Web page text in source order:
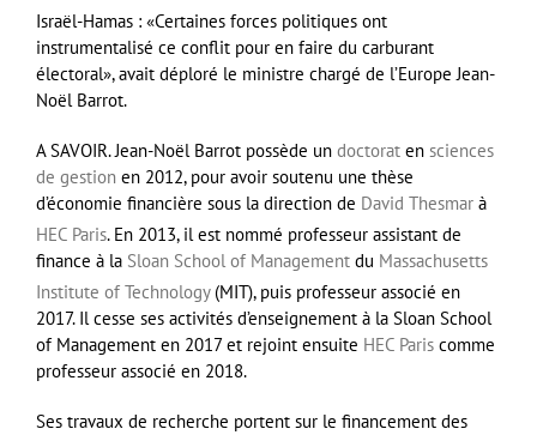
Israël-Hamas : «Certaines forces politiques ont
instrumentalisé ce conflit pour en faire du carburant
électoral», avait déploré le ministre chargé de l’Europe Jean-
Noël Barrot.
A SAVOIR. Jean-Noël Barrot possède un doctorat en sciences
de gestion en 2012, pour avoir soutenu une thèse
d’économie financière sous la direction de David Thesmar à
HEC Paris. En 2013, il est nommé professeur assistant de
finance à la Sloan School of Management du Massachusetts
Institute of Technology(MIT), puis professeur associé en
2017. Il cesse ses activités d’enseignement à la Sloan School
of Management en 2017 et rejoint ensuite HEC Paris comme
professeur associé en 2018.
Ses travaux de recherche portent sur le financement des